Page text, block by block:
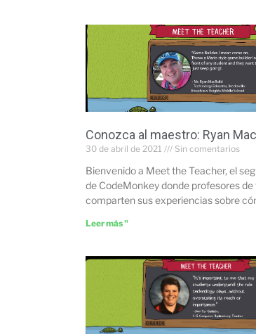
Conozca al maestro: Ryan
30 de abril de 2021 Sin comentarios
Bienvenido a Meet the Teacher, el
de CodeMonkey donde profesores
comparten sus experiencias sobre
Leer más "